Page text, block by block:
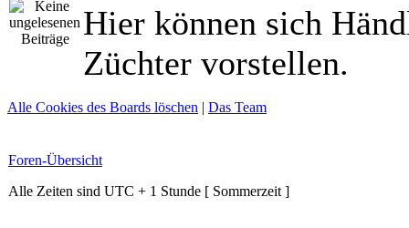
Hier können sich
Züchter vorstellen.
Alle Cookies des Boards löschen | Das Team
Foren-Übersicht
Alle Zeiten sind UTC + 1 Stunde [ Sommerzeit ]